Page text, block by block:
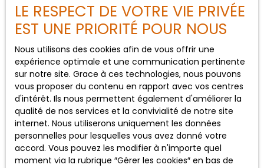
Vente maison Rougnat (23700)
Vente maison Saint-Marcel-en-Marcillat (03420)
Vente maison Montaigut (63700)
Vente maison Terjat (03420)
JE SUIS PROPRIÉTAIRE
Estimez votre bien
Vendre avec nous
LE RESPECT DE VOTRE VIE PRIVÉE
EST UNE PRIORITÉ POUR NOUS
Nous utilisons des cookies afin de vous offrir une
expérience optimale et une communication pertinente
sur notre site. Grace à ces technologies, nous pouvons
vous proposer du contenu en rapport avec vos centres
d'intérêt. Ils nous permettent également d'améliorer la
qualité de nos services et la convivialité de notre site
internet. Nous utiliserons uniquement les données
personnelles pour lesquelles vous avez donné votre
accord. Vous pouvez les modifier à n'importe quel
moment via la rubrique ″Gérer les cookies″ en bas de